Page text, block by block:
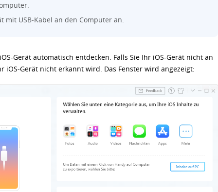
mit USB-Kabel an den Computer an.
Gerät automatisch entdecken. Falls Sie Ihr iOS-Gerät nicht an
iOS-Gerät nicht erkannt wird. Das Fenster wird angezeigt: